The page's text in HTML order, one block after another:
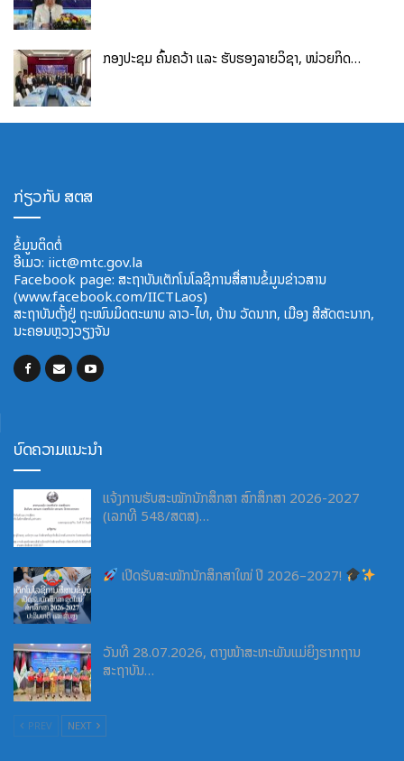
ກອງປະຊຸມ ຄົ້ນຄວ້າ ແລະ ຮັບຮອງລາຍວິຊາ, ໜ່ວຍກິດ…
ກ່ຽວກັບ ສຕສ
ຂໍ້ມູນຕິດຕໍ່
ອີ​ເມວ: iict@mtc.gov.la
Facebook page: ສະຖາບັນເຕັກໂນໂລຊີການສື່ສານຂໍ້ມູນຂ່າວສານ
(www.facebook.com/IICTLaos)
ສະ​ຖາ​ບັນ​ຕັ້ງຢູ່ ຖະໜົນມິດຕະພາບ​ ລາວ​-ໄທ, ບ້ານ ວັດ​ນາກ, ​ເມືອງ ສີ​ສັດຕະ​ນາກ,
ນະຄອນຫຼວງວຽງຈັນ
ບົດຄວາມແນະນຳ
ແຈ້ງການຮັບສະໝັກນັກສຶກສາ ສົກສຶກສາ 2026-2027
(ເລກທີ 548/ສຕສ)…
ເປີດຮັບສະໝັກນັກສຶກສາໃໝ່ ປີ 2026–2027!
ວັນທີ 28.07.2026, ຕາງໜ້າສະຫະພັນແມ່ຍິງຮາກຖານ
ສະຖາບັນ…
PREV NEXT